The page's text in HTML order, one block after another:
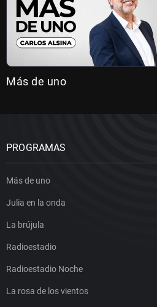
Más de uno
PROGRAMAS
Más de uno
Julia en la onda
La brújula
Radioestadio
Radioestadio Noche
La rosa de los vientos